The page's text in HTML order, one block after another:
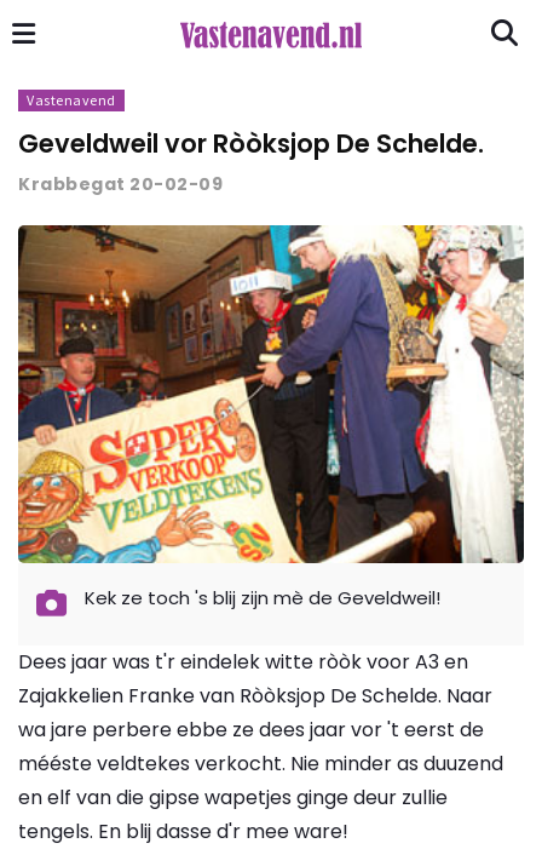
Vastenavend
Geveldweil vor Ròòksjop De Schelde.
Krabbegat 20-02-09
Kek ze toch 's blij zijn mè de Geveldweil!
Dees jaar was t'r eindelek witte ròòk voor A3 en
Zajakkelien Franke van Ròòksjop De Schelde. Naar
wa jare perbere ebbe ze dees jaar vor 't eerst de
mééste veldtekes verkocht. Nie minder as duuzend
en elf van die gipse wapetjes ginge deur zullie
tengels. En blij dasse d'r mee ware!